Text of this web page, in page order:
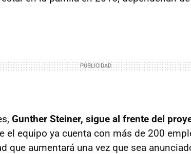
Gunther Steiner, sigue al frente del
el equipo ya cuenta con más de 200
que aumentará una vez que sea